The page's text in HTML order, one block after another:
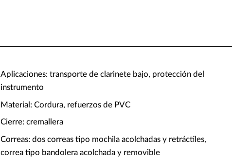
Aplicaciones: transporte de clarinete bajo, protección del
instrumento
Material: Cordura, refuerzos de PVC
Cierre: cremallera
Correas: dos correas tipo mochila acolchadas y retráctiles,
correa tipo bandolera acolchada y removible